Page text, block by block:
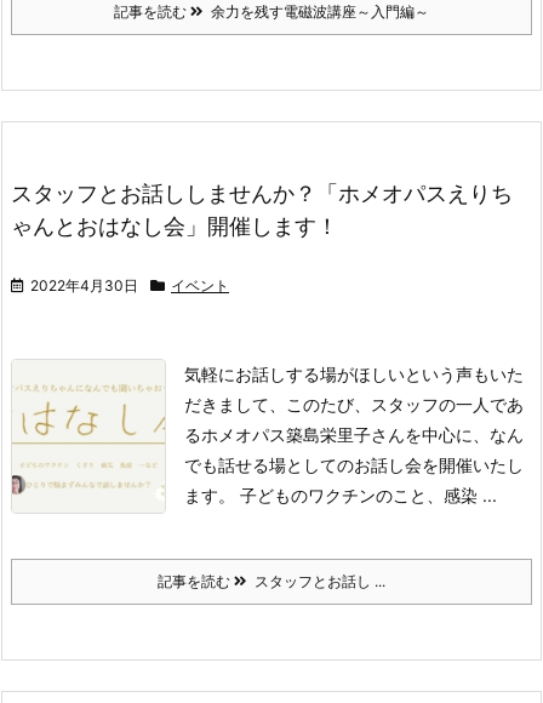
記事を読む 余力を残す電磁波講座～入門編～
スタッフとお話ししませんか？「ホメオパスえりち
ゃんとおはなし会」開催します！
2022年4月30日 イベント
気軽にお話しする場がほしいという声もいた
だきまして、このたび、スタッフの一人であ
るホメオパス築島栄里子さんを中心に、なん
でも話せる場としてのお話し会を開催いたし
ます。
子どものワクチンのこと、感染 ...
記事を読む スタッフとお話し ...